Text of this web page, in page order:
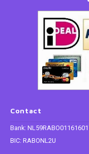
Contact
Bank:
BIC: RABONL2U